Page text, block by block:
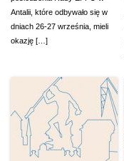
Antalii, które odbywało się w
dniach 26-27 września, mieli
okazję […]